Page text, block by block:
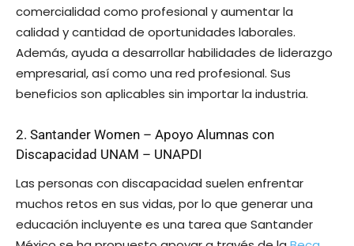
comercialidad como profesional y aumentar la
calidad y cantidad de oportunidades laborales.
Además, ayuda a desarrollar habilidades de liderazgo
empresarial, así como una red profesional. Sus
beneficios son aplicables sin importar la industria.
2. Santander Women – Apoyo Alumnas con
Discapacidad UNAM – UNAPDI
Las personas con discapacidad suelen enfrentar
muchos retos en sus vidas, por lo que generar una
educación incluyente es una tarea que Santander